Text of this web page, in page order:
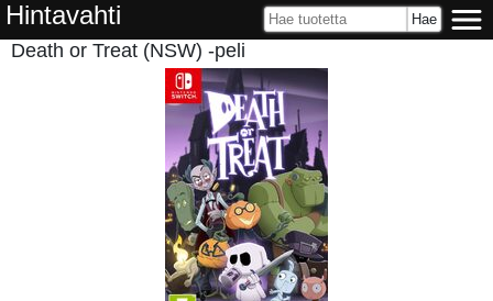
Hintavahti
Death or Treat (NSW) -peli